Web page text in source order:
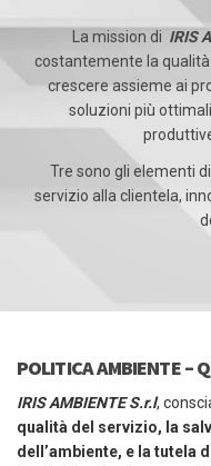
La mission di IRIS
costantemente la qualità
crescere assieme ai
soluzioni più
Tre sono gli elementi di
servizio alla clientela,
POLITICA AMBIENTE –
IRIS AMBIENTE S.r.l,
qualità del servizio, la
dell’ambiente, e la tutela